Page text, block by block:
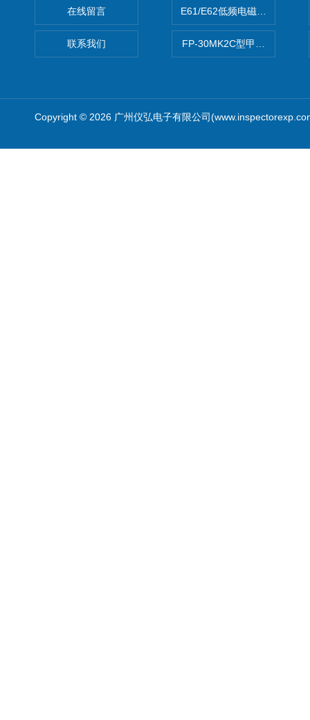
在线留言
联系我们
E61/E62低频电磁场强度分析
FP-30MK2C型甲醛检测仪
Copyright © 2026 广州仪弘电子有限公司